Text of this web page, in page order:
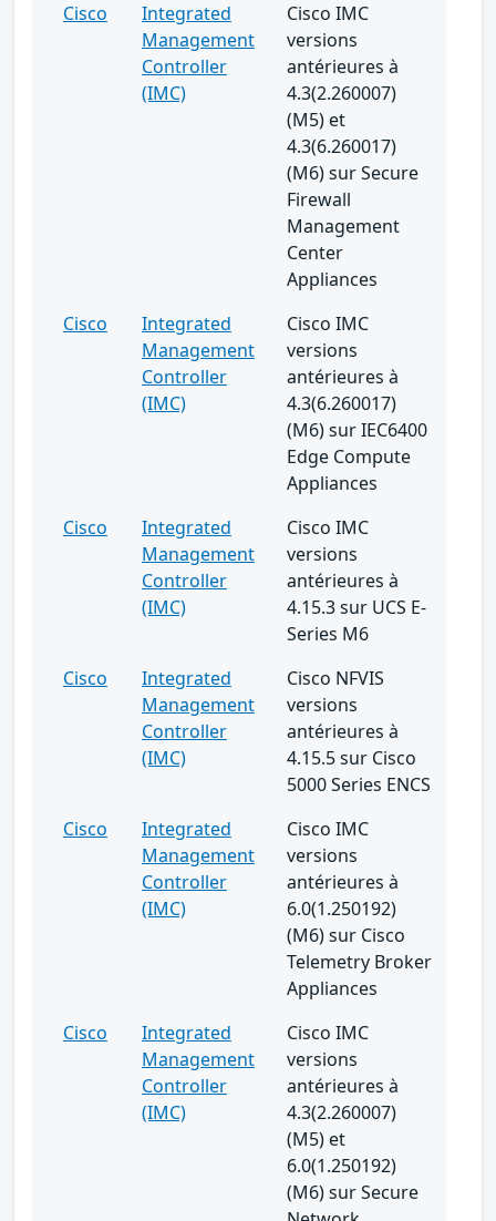
Cisco
Integrated
Management
Controller
(IMC)
Cisco IMC
versions
antérieures à
4.3(2.260007)
(M5) et
4.3(6.260017)
(M6) sur Secure
Firewall
Management
Center
Appliances
Cisco
Integrated
Management
Controller
(IMC)
Cisco IMC
versions
antérieures à
4.3(6.260017)
(M6) sur IEC6400
Edge Compute
Appliances
Cisco
Integrated
Management
Controller
(IMC)
Cisco IMC
versions
antérieures à
4.15.3 sur UCS E-
Series M6
Cisco
Integrated
Management
Controller
(IMC)
Cisco NFVIS
versions
antérieures à
4.15.5 sur Cisco
5000 Series ENCS
Cisco
Integrated
Management
Controller
(IMC)
Cisco IMC
versions
antérieures à
6.0(1.250192)
(M6) sur Cisco
Telemetry Broker
Appliances
Cisco
Integrated
Management
Controller
(IMC)
Cisco IMC
versions
antérieures à
4.3(2.260007)
(M5) et
6.0(1.250192)
(M6) sur Secure